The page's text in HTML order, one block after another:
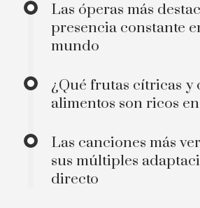
Las óperas más
presencia constante
mundo
¿Qué frutas cítricas y
alimentos son ricos
Las canciones más
sus múltiples
directo